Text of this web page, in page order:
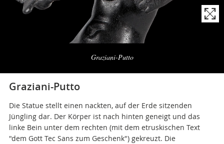
Graziani-Putto
Graziani-Putto
Die Statue stellt einen nackten, auf der Erde sitzenden
Jüngling dar. Der Körper ist nach hinten geneigt und das
linke Bein unter dem rechten (mit dem etruskischen Text
"dem Gott Tec Sans zum Geschenk") gekreuzt. Die